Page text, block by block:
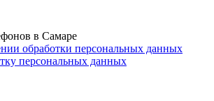
в Самаре
обработки персональных данных
персональных данных